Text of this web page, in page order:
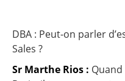
DBA : Peut-on parler
Sales ?
Sr Marthe Rios :